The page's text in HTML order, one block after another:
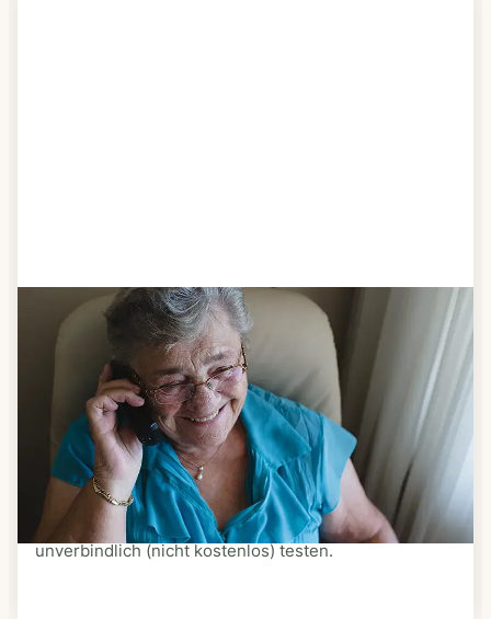
Schritt 3
Bestellen & liefern lassen
Suchen Sie sich aus dem Speiseplan Ihres Anbieters
aus, was Ihnen schmeckt. Bestellen Sie telefonisch,
schriftlich oder im Online-Shop Ihres Anbieters.
Ein Kurier liefert Ihnen das bestellte Essen zum
vereinbarten Zeitpunkt nach Hause. Bei vielen
Anbietern können Sie Essen auf Rädern auch
unverbindlich (nicht kostenlos) testen.